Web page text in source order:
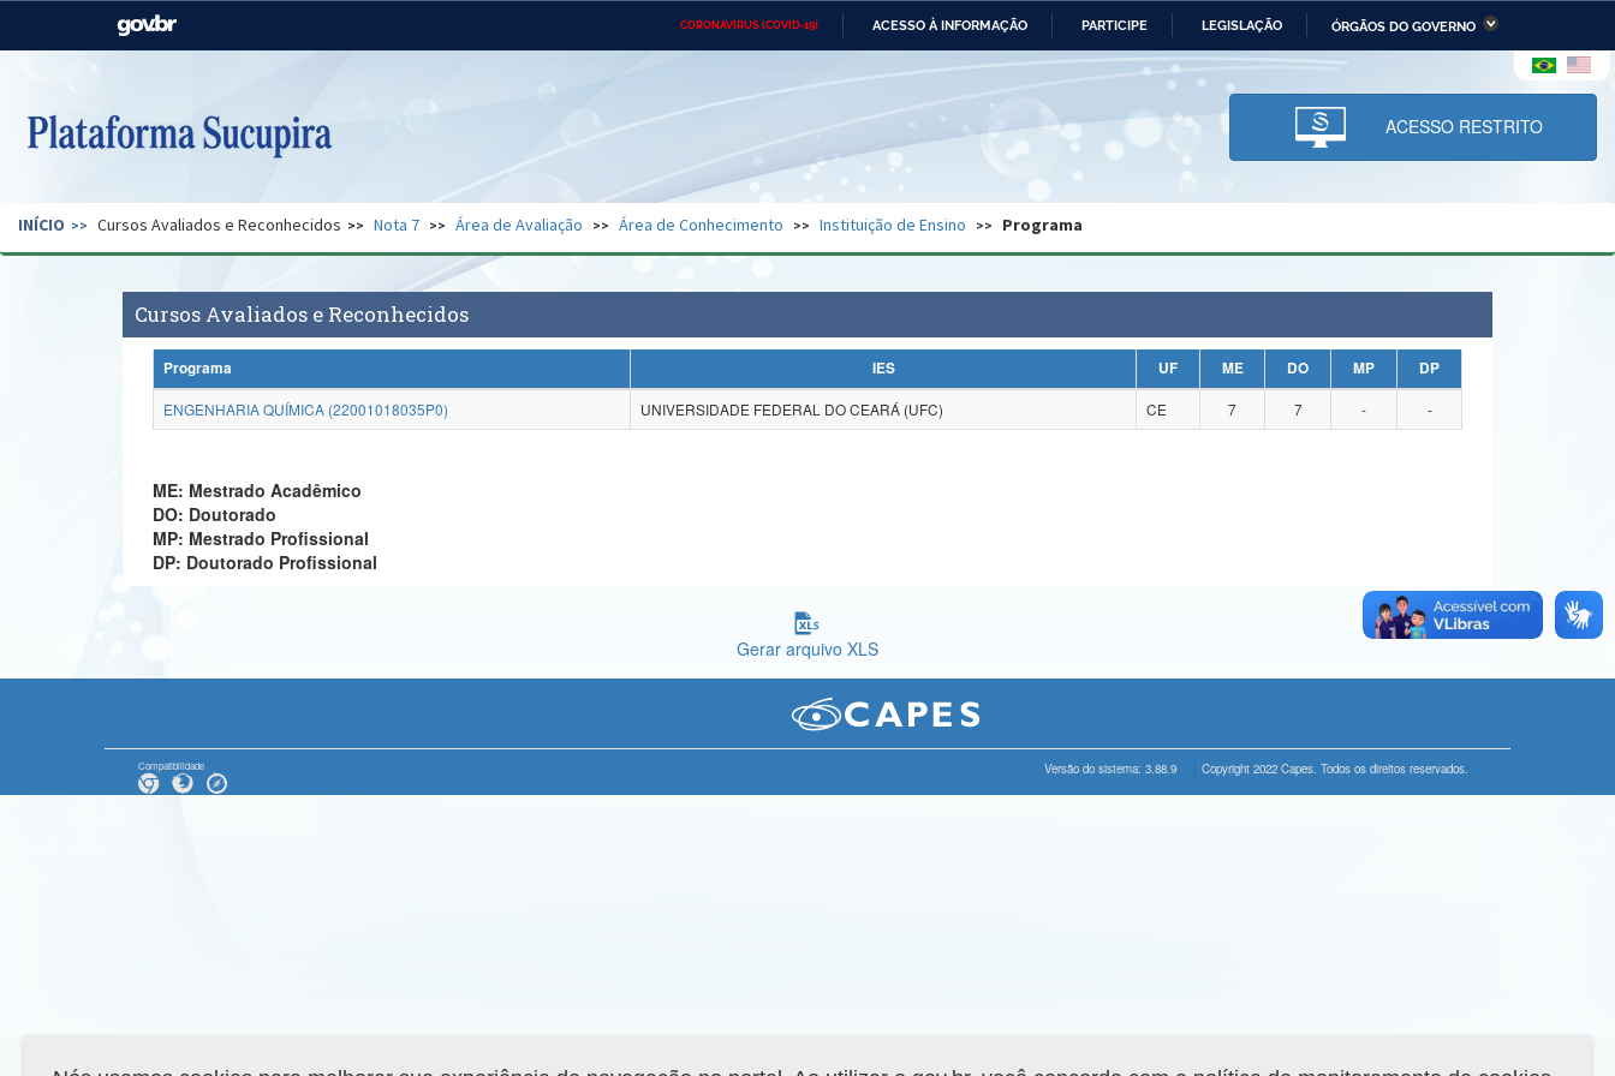
CORONAVÍRUS (COVID-19) ACESSO À INFORMAÇÃO PARTICIPE LEGISLAÇÃO ÓRGÃOS DO GOVERNO
Casa Civil Ministério das Relações Ministério da Economia Ministério da Infraestrutura
Pecuária e Abastecimento
Ministério da Ciência,
Tecnologia, Inovações e
Comunicações
Ministério do Desenvolvimento
Regional e dos Direitos Humanos
Secretaria de Governo Gabinete de Segurança Advocacia-Geral da União Banco Central do Brasil Planalto
ACESSO RESTRITO
INÍCIO Cursos Avaliados e Reconhecidos Nota 7 Área de Avaliação Área de Conhecimento Instituição de Ensino Programa
Cursos Avaliados e Reconhecidos
Programa IES UF ME DO MP
DP
ENGENHARIA QUÍMICA (22001018035P0)
UNIVERSIDADE FEDERAL DO CEARÁ (UFC) CE 7 7 - -
ME: Mestrado Acadêmico
DO: Doutorado
MP: Mestrado Profissional
DP: Doutorado Profissional
Gerar arquivo XLS
Compatibilidade Versão do sistema: 3.88.9 Copyright 2022 Capes. Todos os direitos reservados.